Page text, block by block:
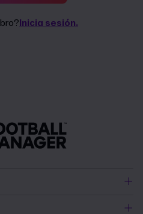
Inicia sesión.